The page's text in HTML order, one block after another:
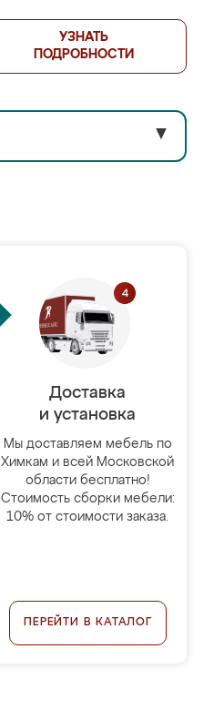
УЗНАТЬ
ПОДРОБНОСТИ
▼
Доставка
и установка
Мы доставляем мебель по
Химкам и всей Московской
области бесплатно!
Стоимость сборки мебели:
10% от стоимости заказа.
ПЕРЕЙТИ В КАТАЛОГ